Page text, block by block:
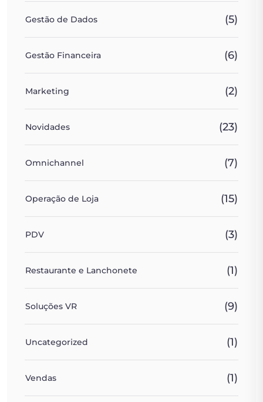
Gestão de Dados (5)
Gestão Financeira (6)
Marketing (2)
Novidades (23)
Omnichannel (7)
Operação de Loja (15)
PDV (3)
Restaurante e Lanchonete (1)
Soluções VR (9)
Uncategorized (1)
Vendas (1)